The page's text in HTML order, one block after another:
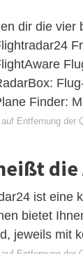
dir die vier
Finder:
Entfernung der
die
ist eine
bietet
jeweils mit